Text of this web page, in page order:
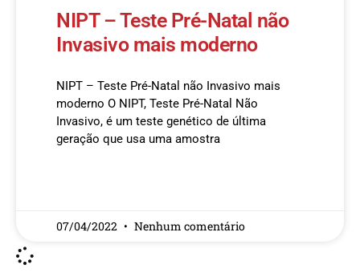
NIPT – Teste Pré-Natal não
Invasivo mais moderno
NIPT – Teste Pré-Natal não Invasivo mais
moderno O NIPT, Teste Pré-Natal Não
Invasivo, é um teste genético de última
geração que usa uma amostra
07/04/2022 Nenhum comentário